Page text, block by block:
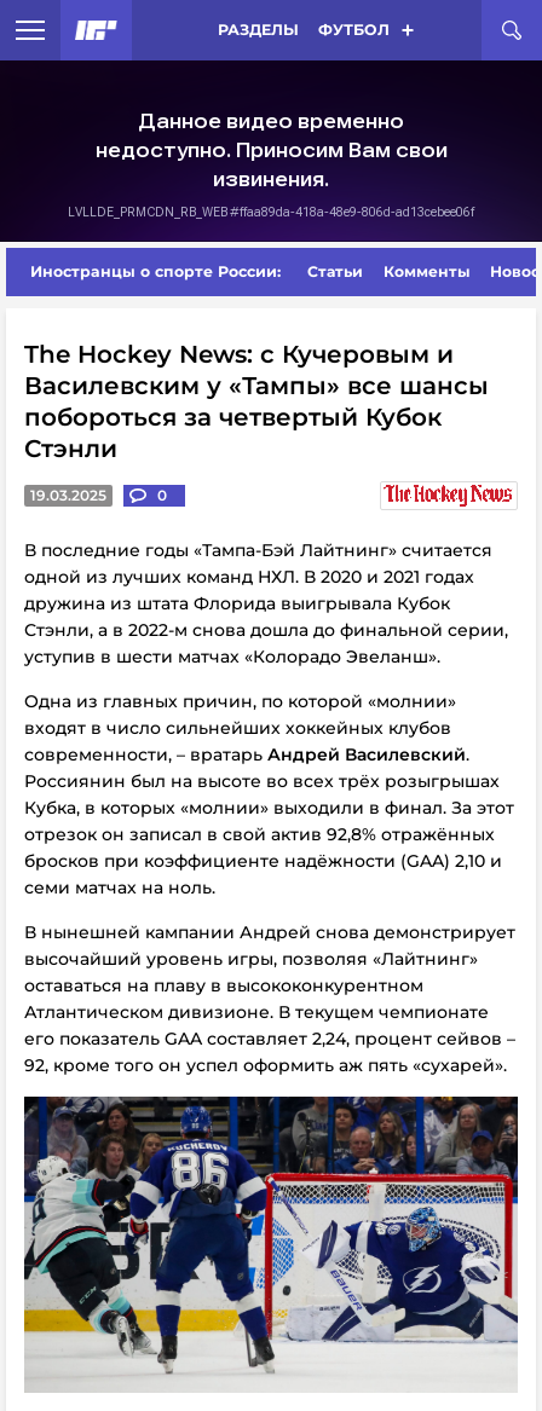
РАЗДЕЛЫ ФУТБОЛ
Иностранцы о спорте России: Статьи Комменты
The Hockey News: с Кучеровым и
Василевским у «Тампы» все шансы
побороться за четвертый Кубок
Стэнли
19.03.2025 0
В последние годы «Тампа-Бэй Лайтнинг» считается
одной из лучших команд НХЛ. В 2020 и 2021 годах
дружина из штата Флорида выигрывала Кубок
Стэнли, а в 2022-м снова дошла до финальной серии,
уступив в шести матчах «Колорадо Эвеланш».
Одна из главных причин, по которой «молнии»
входят в число сильнейших хоккейных клубов
современности, – вратарь Андрей Василевский.
Россиянин был на высоте во всех трёх розыгрышах
Кубка, в которых «молнии» выходили в финал. За этот
отрезок он записал в свой актив 92,8% отражённых
бросков при коэффициенте надёжности (GAA) 2,10 и
семи матчах на ноль.
В нынешней кампании Андрей снова демонстрирует
высочайший уровень игры, позволяя «Лайтнинг»
оставаться на плаву в высококонкурентном
Атлантическом дивизионе. В текущем чемпионате
его показатель GAA составляет 2,24, процент сейвов –
92, кроме того он успел оформить аж пять «сухарей».